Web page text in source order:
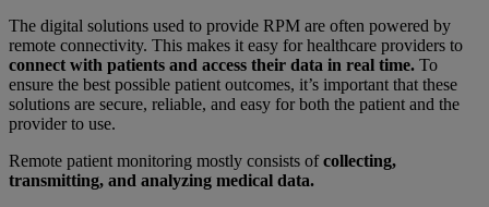
The digital solutions used to provide RPM are often powered by
remote connectivity. This makes it easy for healthcare providers to
connect with patients and access their data in real time. To
ensure the best possible patient outcomes, it’s important that these
solutions are secure, reliable, and easy for both the patient and the
provider to use.
Remote patient monitoring mostly consists ofcollecting,
transmitting, and analyzing medical data.